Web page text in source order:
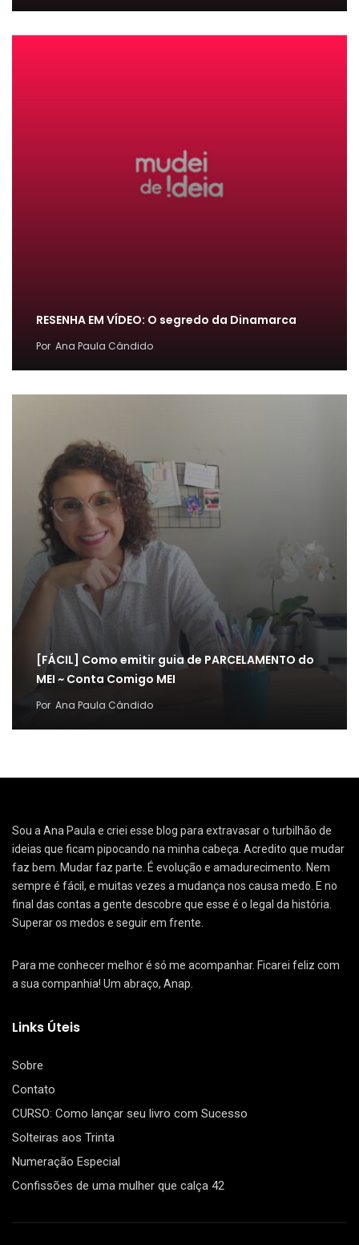
RESENHA EM VÍDEO: O segredo da Dinamarca
Por Ana Paula Cândido
[FÁCIL] Como emitir guia de PARCELAMENTO do
MEI ~ Conta Comigo MEI
Por Ana Paula Cândido
Sou a Ana Paula e criei esse blog para extravasar o turbilhão de
ideias que ficam pipocando na minha cabeça. Acredito que mudar
faz bem. Mudar faz parte. É evolução e amadurecimento. Nem
sempre é fácil, e muitas vezes a mudança nos causa medo. E no
final das contas a gente descobre que esse é o legal da história.
Superar os medos e seguir em frente.
Para me conhecer melhor é só me acompanhar. Ficarei feliz com
a sua companhia! Um abraço, Anap.
Links Úteis
Sobre
Contato
CURSO: Como lançar seu livro com Sucesso
Solteiras aos Trinta
Numeração Especial
Confissões de uma mulher que calça 42